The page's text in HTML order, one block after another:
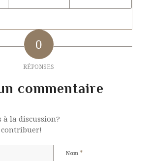
0
RÉPONSES
commentaire
la discussion?
contribuer!
Nom *